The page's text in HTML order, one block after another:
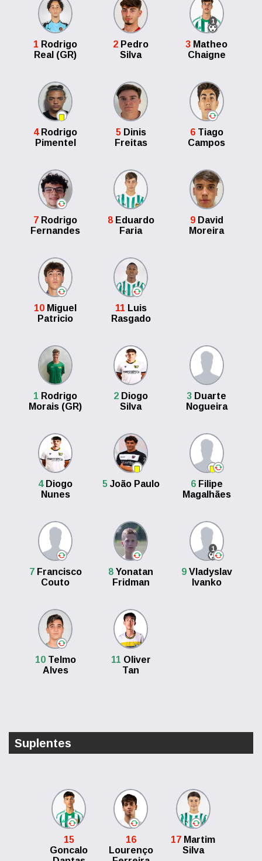
1 Rodrigo
Real (GR)
2 Pedro
Silva
1
3 Matheo
Chaigne
4Rodrigo
Pimentel
5Dinis
Freitas
6Tiago
Campos
7 Rodrigo
Fernandes
8Eduardo
Faria
9David
Moreira
10 Miguel
Patricio
11 Luis
Rasgado
1 Rodrigo
Morais (GR)
2 Diogo
Silva
3 Duarte
Nogueira
4Diogo
Nunes
5João Paulo 6Filipe
Magalhães
7Francisco
Couto
8 Yonatan
Fridman
1
9Vladyslav
Ivanko
10Telmo
Alves
11 Oliver
Tan
Suplentes
15
Goncalo
16
Lourenço
17 Martim
Silva